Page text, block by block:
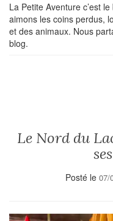
La Petite Aventure c’est
aimons les coins perdus,
et des animaux. Nous
blog.
Le Nord du
Posté le 07/